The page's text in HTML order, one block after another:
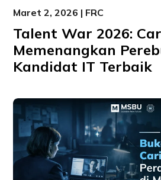
Maret 2, 2026 | FRC
Talent War 2026:
Memenangkan
Kandidat IT Terbaik